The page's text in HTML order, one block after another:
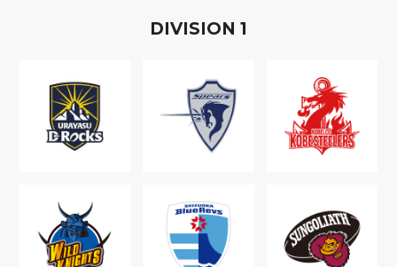
DIVISION 1